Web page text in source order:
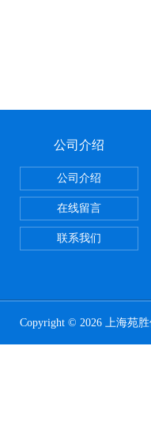
公司介绍
公司介绍
在线留言
联系我们
Copyright © 2026 上海苑